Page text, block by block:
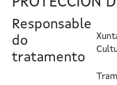
Responsable
do
tratamento